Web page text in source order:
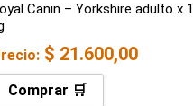
Canin – Yorkshire adulto x 1
$ 21.600,00
Comprar 🛒